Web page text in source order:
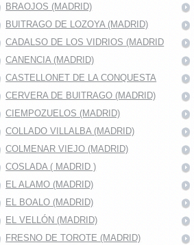
BRAOJOS (MADRID)
BUITRAGO DE LOZOYA (MADRID)
CADALSO DE LOS VIDRIOS (MADRID
CANENCIA (MADRID)
CASTELLONET DE LA CONQUESTA
CERVERA DE BUITRAGO (MADRID)
CIEMPOZUELOS (MADRID)
COLLADO VILLALBA (MADRID)
COLMENAR VIEJO (MADRID)
COSLADA ( MADRID )
EL ALAMO (MADRID)
EL BOALO (MADRID)
EL VELLÓN (MADRID)
FRESNO DE TOROTE (MADRID)